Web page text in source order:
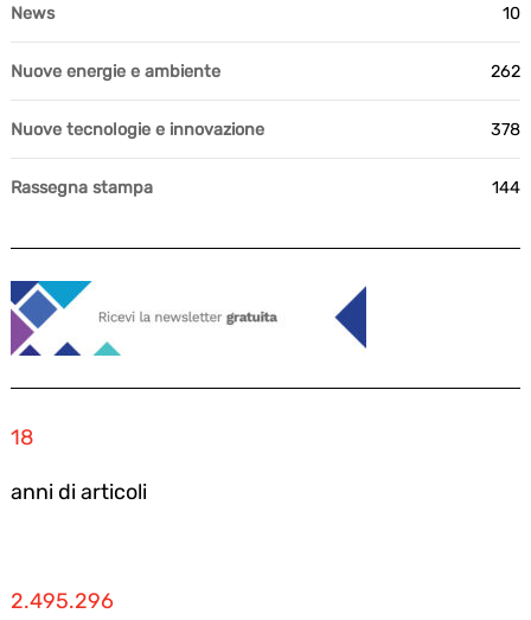
News 10
Nuove energie e ambiente 262
Nuove tecnologie e innovazione 378
Rassegna stampa 144
18
anni di articoli
2.495.296